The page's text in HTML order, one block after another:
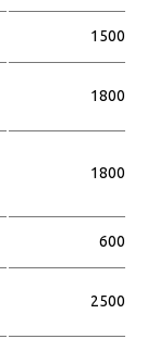
1500
1800
1800
600
2500